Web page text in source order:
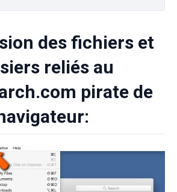
des fichiers et
reliés au
pirate de